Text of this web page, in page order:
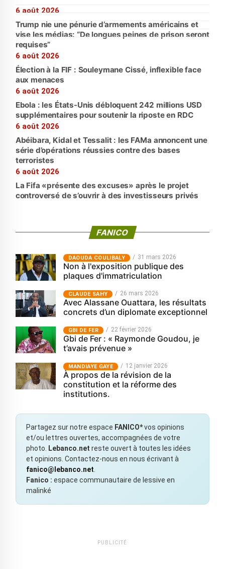
6 août 2026
Trump nie une pénurie d’armements américains et
vise les médias: “De longues peines de prison seront
requises”
6 août 2026
Élection à la FIF : Souleymane Cissé, inflexible face
aux menaces
6 août 2026
Ebola : les États-Unis débloquent 242 millions USD
supplémentaires pour soutenir la riposte en RDC
6 août 2026
Abéibara, Kidal et Tessalit : les FAMa annoncent une
série d’opérations réussies contre des bases
terroristes
6 août 2026
La Fifa «présente des excuses» après le projet
controversé de s’ouvrir à des investisseurs privés
FANICO
‎DAOUDA COULIBALY 31 mars 2026
Non à l'exposition publique des
plaques d'immatriculation
CLAUDE SAHY 26 mars 2026
Avec Alassane Ouattara, les résultats
concrets d’un diplomate exceptionnel
GBI DE FER 22 février 2026
Gbi de Fer : « Raymonde Goudou, je
t’avais prévenue »
MANDIAYE GAYE 12 janvier 2026
À propos de la révision de la
constitution et la réforme des
institutions.
Partagez sur notre espace FANICO*vos opinions
et/ou lettres ouvertes, accompagnées de votre
photo.
Lebanco.net reste ouvert à toutes les idées
et opinions. Contactez-nous en nous écrivant à
fanico@lebanco.net
Fanico : espace communautaire de lessive en
malinké
PUBLICITÉ